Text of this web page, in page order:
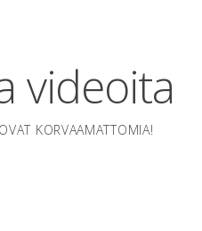
videoita
KORVAAMATTOMIA!